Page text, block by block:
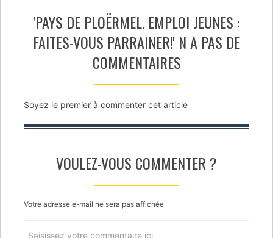
'PAYS DE PLOËRMEL. EMPLOI JEUNES :
FAITES-VOUS PARRAINER!' N A PAS DE
COMMENTAIRES
Soyez le premier à commenter cet article
VOULEZ-VOUS COMMENTER ?
Votre adresse e-mail ne sera pas affichée